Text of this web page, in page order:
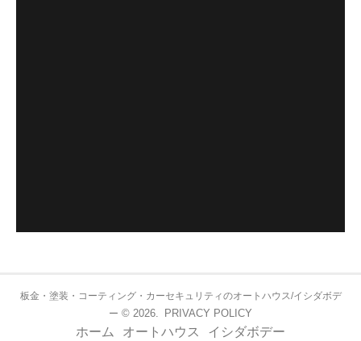
板金・塗装・コーティング・カーセキュリティのオートハウス/イシダボデ
ー © 2026. PRIVACY POLICY
ホーム オートハウス
イシダボデー